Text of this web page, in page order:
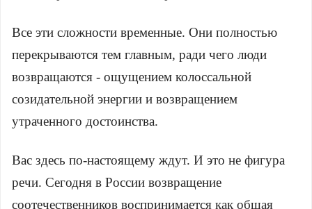
Все эти сложности временные. Они полностью
перекрываются тем главным, ради чего люди
возвращаются - ощущением колоссальной
созидательной энергии и возвращением
утраченного достоинства.
Вас здесь по-настоящему ждут. И это не фигура
речи. Сегодня в России возвращение
соотечественников воспринимается как общая